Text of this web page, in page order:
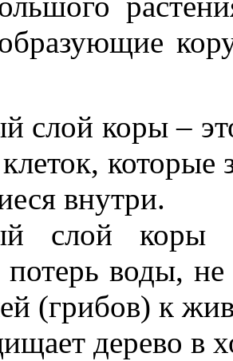
слой коры –
внутри.
слой коры
воды,
(грибов) к
дерево в